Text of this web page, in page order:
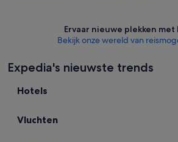
Ervaar nieuwe plekken met
Bekijk onze wereld van
Expedia's nieuwste trends
Hotels
Vluchten